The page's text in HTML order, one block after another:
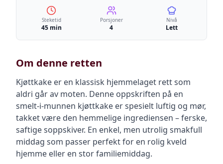
Steketid
45 min
Porsjoner
4
Nivå
Lett
Om denne retten
Kjøttkake er en klassisk hjemmelaget rett som
aldri går av moten. Denne oppskriften på en
smelt-i-munnen kjøttkake er spesielt luftig og mør,
takket være den hemmelige ingrediensen – ferske,
saftige soppskiver. En enkel, men utrolig smakfull
middag som passer perfekt for en rolig kveld
hjemme eller en stor familiemiddag.